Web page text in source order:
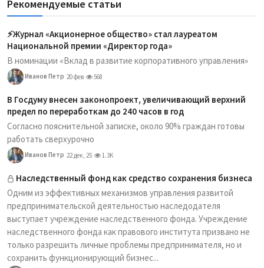
Рекомендуемые статьи
⚡️Журнал «Акционерное общество» стал лауреатом
Национальной премии «Директор года»
В номинации «Вклад в развитие корпоративного управления»
Иванов Петр 20 фев 568
В Госдуму внесен законопроект, увеличивающий верхний
предел по переработкам до 240 часов в год
Согласно пояснительной записке, около 90% граждан готовы
работать сверхурочно
Иванов Петр 22 дек, 25 1.3K
Наследственный фонд как средство сохранения бизнеса
Одним из эффективных механизмов управления развитой
предпринимательской деятельностью наследодателя
выступает учреждение наследственного фонда. Учреждение
наследственного фонда как правового института призвано не
только разрешить личные проблемы предпринимателя, но и
сохранить функционирующий бизнес...